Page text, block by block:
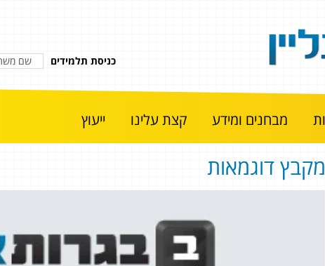
כניסת תלמידים
מבחנים ומידע קצת עלינו ייעוץ
מקבץ דוגמאות